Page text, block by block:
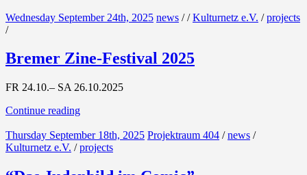
Wednesday September 24th, 2025 news //Kulturnetz e.V. /projects
/
Bremer Zine-Festival 2025
FR 24.10.– SA 26.10.2025
Continue reading
Thursday September 18th, 2025 Projektraum 404 /news /
Kulturnetz e.V. /projects